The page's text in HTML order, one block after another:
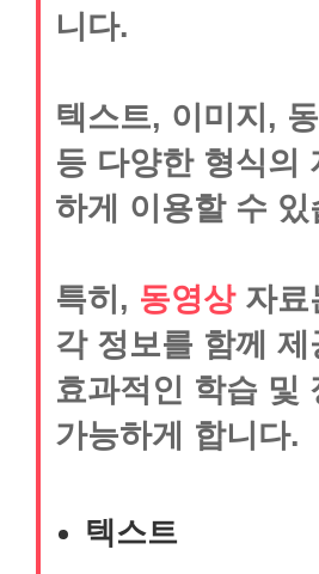
니다.
텍스트, 이미지,
등 다양한 형식의
하게 이용할 수 있
특히, 동영상자료
각 정보를 함께
효과적인 학습 및
가능하게 합니다.
텍스트